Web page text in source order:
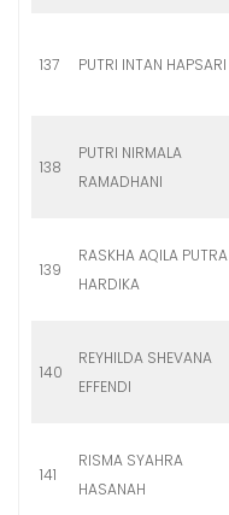
137 PUTRI INTAN HAPSARI
138
PUTRI NIRMALA
RAMADHANI
139
RASKHA AQILA PUTRA
HARDIKA
140
REYHILDA SHEVANA
EFFENDI
141
RISMA SYAHRA
HASANAH